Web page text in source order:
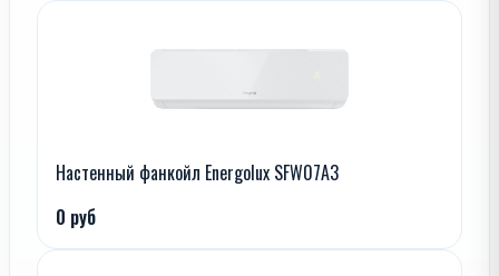
Настенный фанкойл Energolux SFW07A3
0 руб